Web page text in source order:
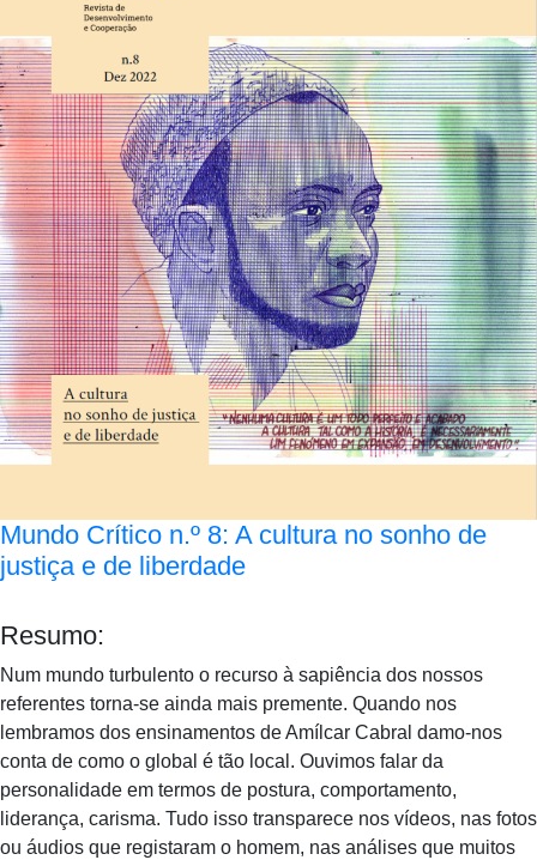
Mundo Crítico n.º 8: A cultura no sonho de
justiça e de liberdade
Resumo:
Num mundo turbulento o recurso à sapiência dos nossos
referentes torna-se ainda mais premente. Quando nos
lembramos dos ensinamentos de Amílcar Cabral damo-nos
conta de como o global é tão local. Ouvimos falar da
personalidade em termos de postura, comportamento,
liderança, carisma. Tudo isso transparece nos vídeos, nas fotos
ou áudios que registaram o homem, nas análises que muitos